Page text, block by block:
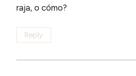
raja, o cómo?
Reply